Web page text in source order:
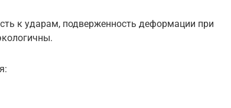
к ударам, подверженность деформации при